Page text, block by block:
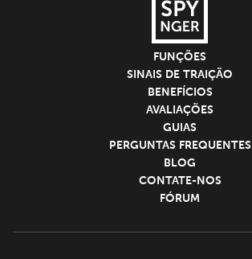
FUNÇÕES
SINAIS DE TRAIÇÃO
BENEFÍCIOS
AVALIAÇÕES
GUIAS
PERGUNTAS FREQUENTES
BLOG
CONTATE-NOS
FÓRUM